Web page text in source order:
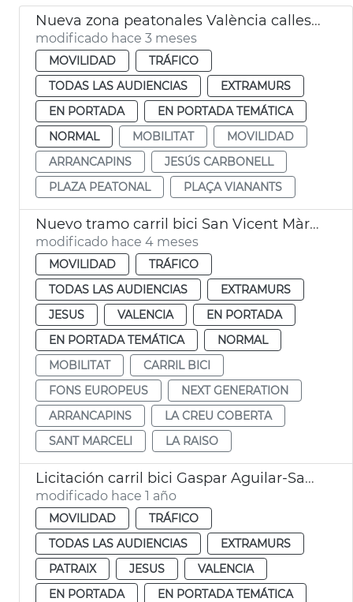
Nueva zona peatonales València calles Sant Francesc de Borja y Alzira
modificado hace 3 meses
MOVILIDAD
TRÁFICO
TODAS LAS AUDIENCIAS
EXTRAMURS
EN PORTADA
EN PORTADA TEMÁTICA
NORMAL
MOBILITAT
MOVILIDAD
ARRANCAPINS
JESÚS CARBONELL
PLAZA PEATONAL
PLAÇA VIANANTS
Nuevo tramo carril bici San Vicent Màrtir València
modificado hace 4 meses
MOVILIDAD
TRÁFICO
TODAS LAS AUDIENCIAS
EXTRAMURS
JESUS
VALENCIA
EN PORTADA
EN PORTADA TEMÁTICA
NORMAL
MOBILITAT
CARRIL BICI
FONS EUROPEUS
NEXT GENERATION
ARRANCAPINS
LA CREU COBERTA
SANT MARCELI
LA RAISO
Licitación carril bici Gaspar Aguilar-Sant Vicent València
modificado hace 1 año
MOVILIDAD
TRÁFICO
TODAS LAS AUDIENCIAS
EXTRAMURS
PATRAIX
JESUS
VALENCIA
EN PORTADA
EN PORTADA TEMÁTICA